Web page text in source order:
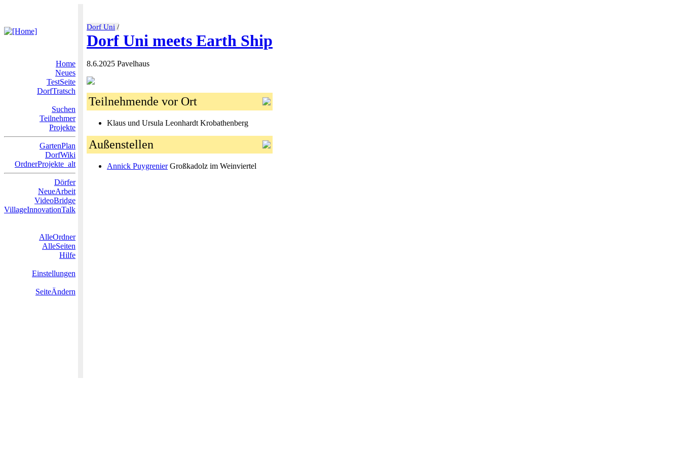
Dorf Uni /
Dorf Uni meets Earth Ship
Home
Neues
TestSeite
DorfTratsch
Suchen
Teilnehmer
Projekte
GartenPlan
DorfWiki
OrdnerProjekte_alt
Dörfer
NeueArbeit
VideoBridge
VillageInnovationTalk
AlleOrdner
AlleSeiten
Hilfe
Einstellungen
SeiteÄndern
8.6.2025 Pavelhaus
Teilnehmende vor Ort
Klaus und Ursula Leonhardt Krobathenberg
Außenstellen
Annick PuygrenierGroßkadolz im Weinviertel